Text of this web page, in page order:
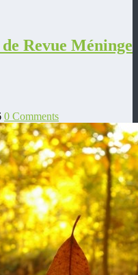
Revue Méninge
0 Comments